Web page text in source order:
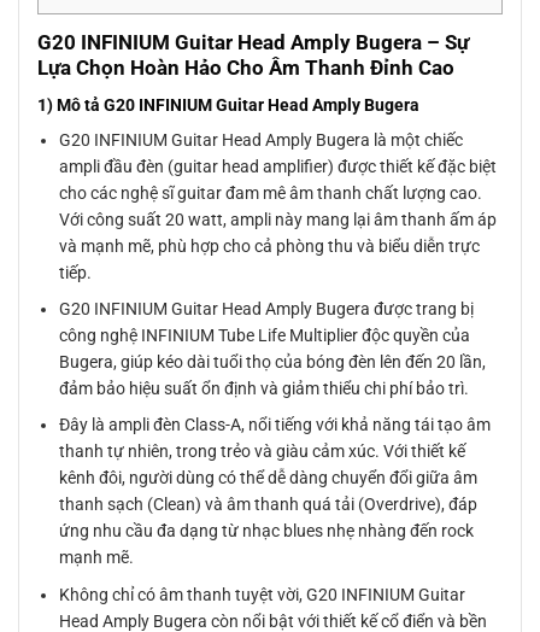
G20 INFINIUM Guitar Head Amply Bugera – Sự
Lựa Chọn Hoàn Hảo Cho Âm Thanh Đỉnh Cao
1) Mô tả G20 INFINIUM Guitar Head Amply Bugera
G20 INFINIUM Guitar Head Amply Bugera là một chiếc
ampli đầu đèn (guitar head amplifier) được thiết kế đặc biệt
cho các nghệ sĩ guitar đam mê âm thanh chất lượng cao.
Với công suất 20 watt, ampli này mang lại âm thanh ấm áp
và mạnh mẽ, phù hợp cho cả phòng thu và biểu diễn trực
tiếp.
G20 INFINIUM Guitar Head Amply Bugera được trang bị
công nghệ INFINIUM Tube Life Multiplier độc quyền của
Bugera, giúp kéo dài tuổi thọ của bóng đèn lên đến 20 lần,
đảm bảo hiệu suất ổn định và giảm thiểu chi phí bảo trì.
Đây là ampli đèn Class-A, nổi tiếng với khả năng tái tạo âm
thanh tự nhiên, trong trẻo và giàu cảm xúc. Với thiết kế
kênh đôi, người dùng có thể dễ dàng chuyển đổi giữa âm
thanh sạch (Clean) và âm thanh quá tải (Overdrive), đáp
ứng nhu cầu đa dạng từ nhạc blues nhẹ nhàng đến rock
mạnh mẽ.
Không chỉ có âm thanh tuyệt vời, G20 INFINIUM Guitar
Head Amply Bugera còn nổi bật với thiết kế cổ điển và bền